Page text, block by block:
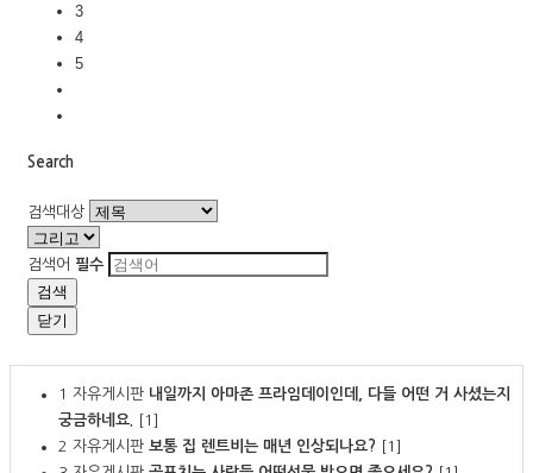
3
4
5
Search
검색대상
검색어 필수
검색
닫기
1 자유게시판 내일까지 아마존 프라임데이인데, 다들 어떤 거 사셨는지
궁금하네요.
[1]
2 자유게시판 보통 집 렌트비는 매년 인상되나요? [1]